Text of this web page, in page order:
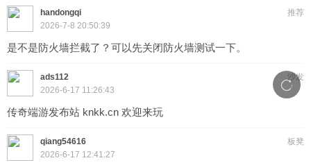
推荐
handongqi
2026-7-8 20:50:39
是不是防火墙拦截了？可以先关闭防火墙测试一下。
沙发
ads112
2026-6-17 11:26:43
传奇端游发布站 knkk.cn 欢迎来玩
板凳
qiang54616
2026-6-17 12:41:27